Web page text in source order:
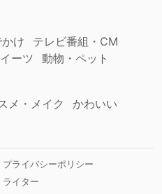
け
テレビ番組・CM
ーツ 動物・ペット
メ・メイク かわいい
プライバシーポリシー
ライター